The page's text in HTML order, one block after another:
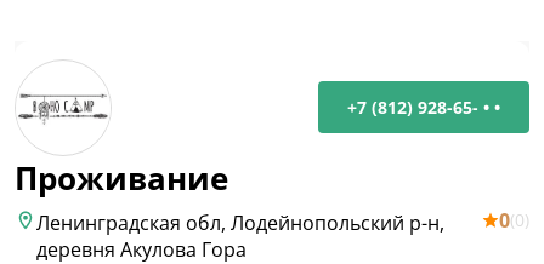
+7 (812) 928-65- • •
Проживание
Ленинградская обл, Лодейнопольский р-н,
деревня Акулова Гора
0(0)